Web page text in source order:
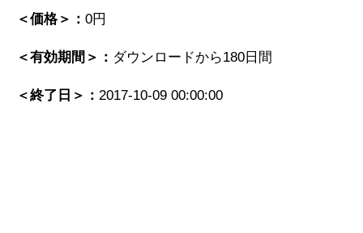
＜価格＞： 0円
＜有効期間＞： ダウンロードから180日間
＜終了日＞： 2017-10-09 00:00:00